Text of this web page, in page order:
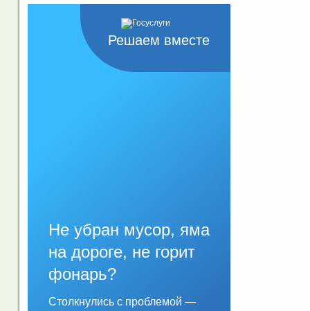
Решаем вместе
Не убран мусор, яма
на дороге, не горит
фонарь?
Столкнулись с проблемой —